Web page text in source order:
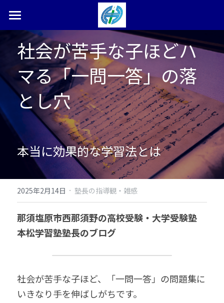
ホーム
塾長ブログ
本松学習塾とは
合格体験記・実績
お問い合わせ
検索
0287-36-9450
無料個別相談お申込
社会が苦手な子ほどハ
マる「一問一答」の落
とし穴
本当に効果的な学習法とは
2025年2月14日 · 塾長の指導観・雑感
那須塩原市西那須野の高校受験・大学受験塾
本松学習塾塾長のブログ
社会が苦手な子ほど、「一問一答」の問題集に
いきなり手を伸ばしがちです。